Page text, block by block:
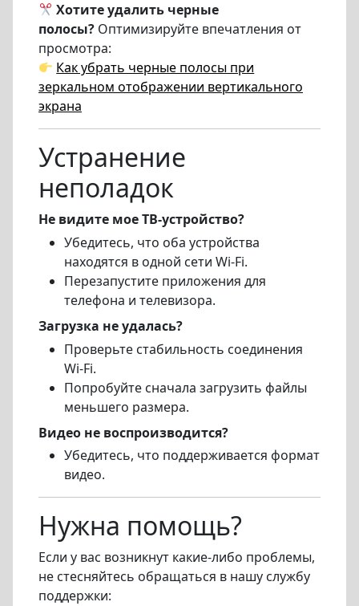
Хотите удалить черные
полосы? Оптимизируйте впечатления от
просмотра:
Как убрать черные полосы при
зеркальном отображении вертикального
экрана
Устранение
неполадок
Не видите мое ТВ-устройство?
Убедитесь, что оба устройства
находятся в одной сети Wi-Fi.
Перезапустите приложения для
телефона и телевизора.
Загрузка не удалась?
Проверьте стабильность соединения
Wi-Fi.
Попробуйте сначала загрузить файлы
меньшего размера.
Видео не воспроизводится?
Убедитесь, что поддерживается формат
видео.
Нужна помощь?
Если у вас возникнут какие-либо проблемы,
не стесняйтесь обращаться в нашу службу
поддержки: